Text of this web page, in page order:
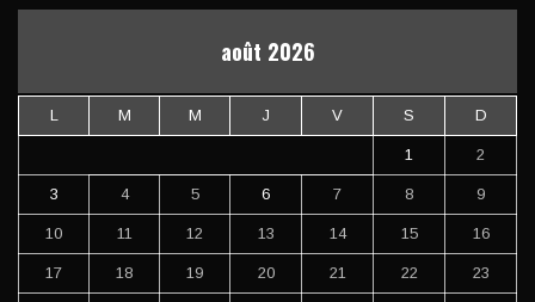
août 2026
L M M J V S D
1 2
3 4 5 6 7 8 9
10 11 12 13 14 15 16
17 18 19 20 21 22 23